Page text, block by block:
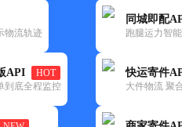
物流轨迹
API
HOT
到底全程监控
同城即配
跑腿运力智
快运寄件
大件物流 聚
公司国际会展中心
07-14 00:00:00